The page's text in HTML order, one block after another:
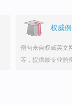
权威
例句来自权威英文
等，提供最专业的